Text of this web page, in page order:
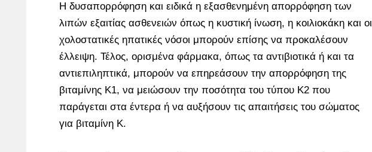
Η δυσαπορρόφηση και ειδικά η εξασθενημένη απορρόφηση των
λιπών εξαιτίας ασθενειών όπως η κυστική ίνωση, η κοιλιοκάκη και οι
χολοστατικές ηπατικές νόσοι μπορούν επίσης να προκαλέσουν
έλλειψη. Τέλος, ορισμένα φάρμακα, όπως τα αντιβιοτικά ή και τα
αντιεπιληπτικά, μπορούν να επηρεάσουν την απορρόφηση της
βιταμίνης Κ1, να μειώσουν την ποσότητα του τύπου Κ2 που
παράγεται στα έντερα ή να αυξήσουν τις απαιτήσεις του σώματος
για βιταμίνη Κ.